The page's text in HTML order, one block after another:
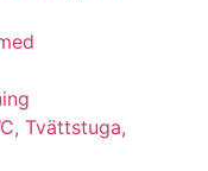
Tvättstuga,